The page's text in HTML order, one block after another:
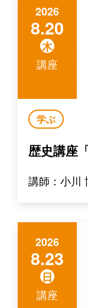
2026
8.20
木
講座
学ぶ
歴史講座
講師：小川
2026
8.23
日
講座